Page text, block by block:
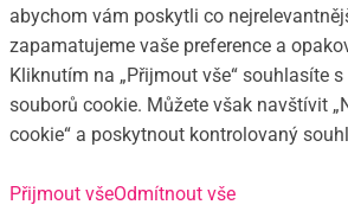
abychom vám poskytli co
zapamatujeme vaše preference a
Kliknutím na „Přijmout vše“ souhlasíte
souborů cookie. Můžete však navštívit
cookie“ a poskytnout kontrolovaný
Přijmout všeOdmítnout vše